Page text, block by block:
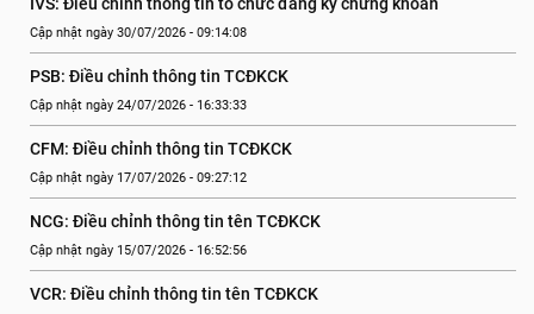
Cập nhật ngày 30/07/2026 - 09:14:08
PSB: Điều chỉnh thông tin TCĐKCK
Cập nhật ngày 24/07/2026 - 16:33:33
CFM: Điều chỉnh thông tin TCĐKCK
Cập nhật ngày 17/07/2026 - 09:27:12
NCG: Điều chỉnh thông tin tên TCĐKCK
Cập nhật ngày 15/07/2026 - 16:52:56
VCR: Điều chỉnh thông tin tên TCĐKCK